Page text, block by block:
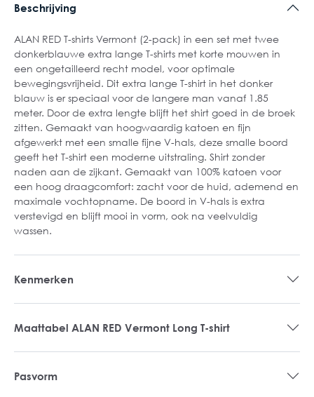
Beschrijving
ALAN RED T-shirts Vermont (2-pack) in een set met twee
donkerblauwe extra lange T-shirts met korte mouwen in
een ongetailleerd recht model, voor optimale
bewegingsvrijheid. Dit extra lange T-shirt in het donker
blauw is er speciaal voor de langere man vanaf 1.85
meter. Door de extra lengte blijft het shirt goed in de broek
zitten. Gemaakt van hoogwaardig katoen en fijn
afgewerkt met een smalle fijne V-hals, deze smalle boord
geeft het T-shirt een moderne uitstraling. Shirt zonder
naden aan de zijkant. Gemaakt van 100% katoen voor
een hoog draagcomfort: zacht voor de huid, ademend en
maximale vochtopname. De boord in V-hals is extra
verstevigd en blijft mooi in vorm, ook na veelvuldig
wassen.
Kenmerken
Maattabel ALAN RED Vermont Long T-shirt
Pasvorm